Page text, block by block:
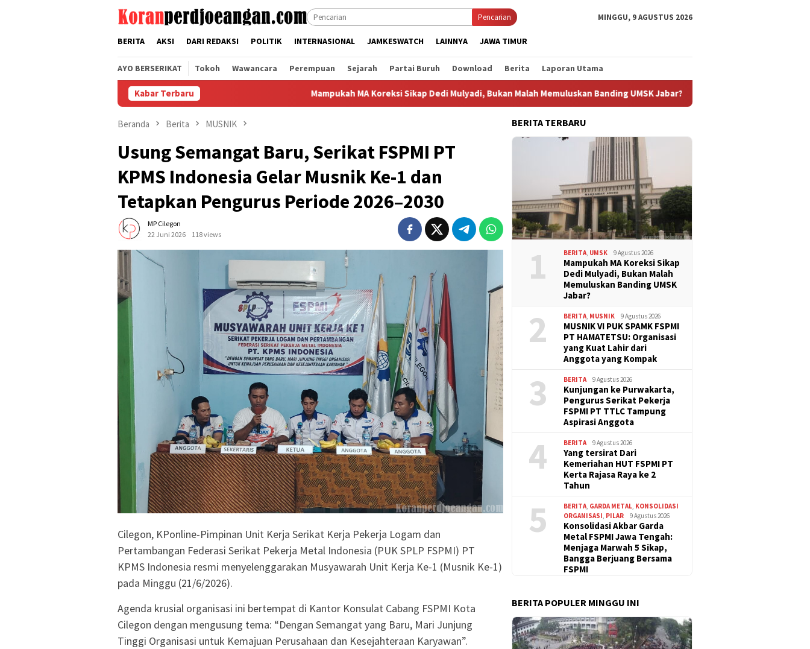
Pencarian MINGGU, 9 AGUSTUS 2026
BERITA AKSI DARI REDAKSI POLITIK INTERNASIONAL JAMKESWATCH LAINNYA JAWA TIMUR
AYO BERSERIKAT Tokoh Wawancara Perempuan Sejarah Partai Buruh Download Berita Laporan Utama
Kabar Terbaru Mampukah MA Koreksi Sikap Dedi Mulyadi, Bukan Malah Memuluskan Banding UMSK Jabar? MUSNIK VI PUK SPAMK FSPMI PT
Beranda Berita MUSNIK
Usung Semangat Baru, Serikat FSPMI PT
KPMS Indonesia Gelar Musnik Ke-1 dan
Tetapkan Pengurus Periode 2026–2030
MP Cilegon
22 Juni 2026
118 views
Cilegon, KPonline-Pimpinan Unit Kerja Serikat Kerja Pekerja Logam dan
Pertambangan Federasi Serikat Pekerja Metal Indonesia (PUK SPLP FSPMI) PT
KPMS Indonesia resmi menyelenggarakan Musyawarah Unit Kerja Ke-1 (Musnik Ke-1)
pada Minggu (21/6/2026).
​Agenda krusial organisasi ini bertempat di Kantor Konsulat Cabang FSPMI Kota
Cilegon dengan mengusung tema: “Dengan Semangat yang Baru, Mari Junjung
Tinggi Organisasi untuk Kemajuan Perusahaan dan Kesejahteraan Karyawan”.
BERITA TERBARU
1 BERITA UMSK 9 Agustus 2026
Mampukah MA Koreksi Sikap
Dedi Mulyadi, Bukan Malah
Memuluskan Banding UMSK
Jabar?
2 BERITA MUSNIK 9 Agustus 2026
MUSNIK VI PUK SPAMK FSPMI
PT HAMATETSU: Organisasi
yang Kuat Lahir dari
Anggota yang Kompak
3 BERITA 9 Agustus 2026
Kunjungan ke Purwakarta,
Pengurus Serikat Pekerja
FSPMI PT TTLC Tampung
Aspirasi Anggota
4 BERITA 9 Agustus 2026
Yang tersirat Dari
Kemeriahan HUT FSPMI PT
Kerta Rajasa Raya ke 2
Tahun
5 BERITA GARDA METAL KONSOLIDASI
ORGANISASI PILAR 9 Agustus 2026
Konsolidasi Akbar Garda
Metal FSPMI Jawa Tengah:
Menjaga Marwah 5 Sikap,
Bangga Berjuang Bersama
FSPMI
BERITA POPULER MINGGU INI